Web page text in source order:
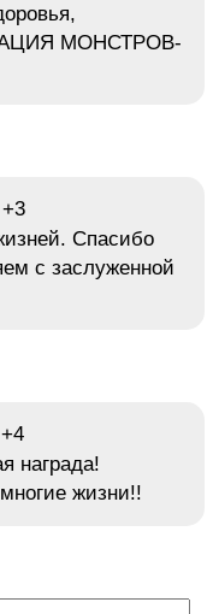
МОНСТРОВ-
+3
Спасибо
с заслуженной
+4
награда!
жизни!!